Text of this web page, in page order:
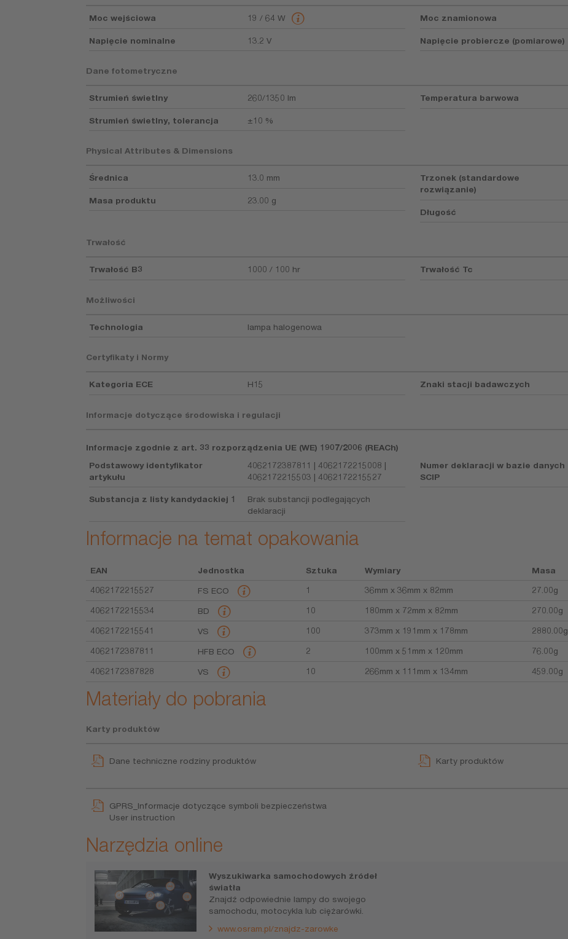
Moc wejściowa 19 / 64 W
Napięcie nominalne 13.2 V
Moc znamionowa
Napięcie probiercze (pomiarowe)
Dane fotometryczne
Strumień świetlny 260/1350 lm
Strumień świetlny, tolerancja ±10 %
Temperatura barwowa
Physical Attributes & Dimensions
Średnica 13.0 mm
Masa produktu 23.00 g
Trzonek (standardowe
rozwiązanie)
Długość
Trwałość
Trwałość B3 1000 / 100 hr Trwałość Tc
Możliwości
Technologia lampa halogenowa
Certyfikaty i Normy
Kategoria ECE H15 Znaki stacji badawczych
Informacje dotyczące środowiska i regulacji
Informacje zgodnie z art. 33 rozporządzenia UE (WE) 1907/2006 (REACh)
Podstawowy identyfikator
artykułu
4062172387811 | 4062172215008 |
4062172215503 | 4062172215527
Substancja z listy kandydackiej 1
Brak substancji podlegających
deklaracji
Numer deklaracji w bazie danych
SCIP
Informacje na temat opakowania
EAN Jednostka Sztuka Wymiary Masa
4062172215527
FS ECO 1 36mm x 36mm x 82mm 27.00g
4062172215534 BD 10 180mm x 72mm x 82mm 270.00g
4062172215541 VS 100 373mm x 191mm x 178mm 2880.00g
4062172387811 HFB ECO 2 100mm x 51mm x 120mm 76.00g
4062172387828 VS 10 266mm x 111mm x 134mm 459.00g
Materiały do pobrania
Karty produktów
Dane techniczne rodziny produktów Karty produktów
GPRS_Informacje dotyczące symboli bezpieczeństwa
User instruction
Narzędzia online
Wyszukiwarka samochodowych źródeł
światła
Znajdź odpowiednie lampy do swojego
samochodu, motocykla lub ciężarówki.
www.osram.pl/znajdz-zarowke